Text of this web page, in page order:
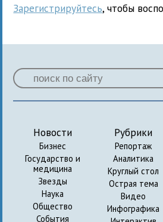
Зарегистрируйтесь, чтобы
Новости
Бизнес
Государство и
медицина
Звезды
Наука
Общество
События
Рубрики
Репортаж
Аналитика
Круглый стол
Острая тема
Видео
Инфографика